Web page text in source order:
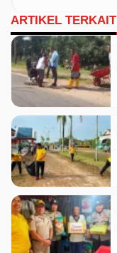
ARTIKEL TERKAIT